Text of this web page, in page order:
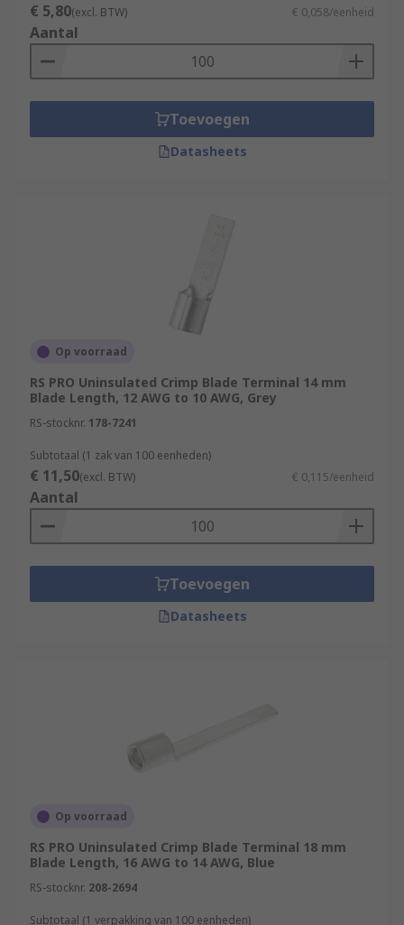
€ 5,80(excl. BTW) € 0,058/eenheid
Aantal
Toevoegen
Datasheets
Op voorraad
RS PRO Uninsulated Crimp Blade Terminal 14 mm
Blade Length, 12 AWG to 10 AWG, Grey
RS-stocknr. 178-7241
Subtotaal (1 zak van 100 eenheden)
€ 11,50(excl. BTW) € 0,115/eenheid
Aantal
Toevoegen
Datasheets
Op voorraad
RS PRO Uninsulated Crimp Blade Terminal 18 mm
Blade Length, 16 AWG to 14 AWG, Blue
RS-stocknr. 208-2694
Subtotaal (1 verpakking van 100 eenheden)